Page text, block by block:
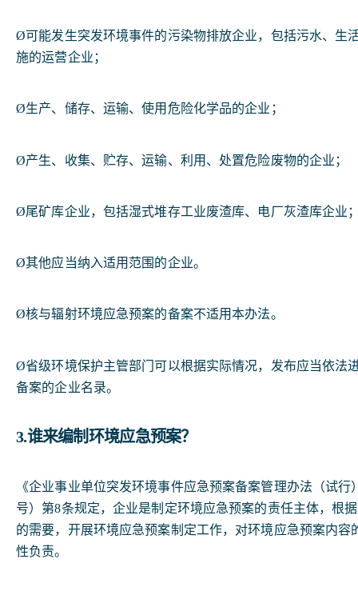
Ø可能发生突发环境事件的污染物排放企业，包括污水、生
施的运营企业；
Ø生产、储存、运输、使用危险化学品的企业；
Ø产生、收集、贮存、运输、利用、处置危险废物的企业；
Ø尾矿库企业，包括湿式堆存工业废渣库、电厂灰渣库企业
Ø其他应当纳入适用范围的企业。
Ø核与辐射环境应急预案的备案不适用本办法。
Ø省级环境保护主管部门可以根据实际情况，发布应当依法
备案的企业名录。
3.谁来编制环境应急预案？
《企业事业单位突发环境事件应急预案备案管理办法（试行
号）第8条规定，企业是制定环境应急预案的责任主体，根
的需要，开展环境应急预案制定工作，对环境应急预案内容
性负责。